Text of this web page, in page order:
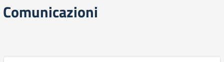
Comunicazioni